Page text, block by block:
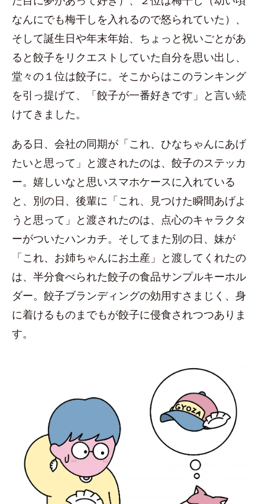
なんにでも梅干しを入れるので怒られていた）、
そして誕生日や年末年始、ちょっと祝いごとがあ
ると餃子をリクエストしていた自分を思い出し、
堂々の１位は餃子に。そこからはこのランキング
を引っ提げて、「餃子が一番好きです」と言い続
けてきました。
ある日、会社の同期が「これ、ひなちゃんにあげ
たいと思って」と渡されたのは、餃子のステッカ
ー。嬉しいなと思いスマホケースに入れている
と、別の日、後輩に「これ、見つけた瞬間あげよ
うと思って」と渡されたのは、点心のキャラクタ
ーがついたハンカチ。そしてまた別の日、妹が
「これ、お姉ちゃんにお土産」と渡してくれたの
は、半分食べられた餃子の食品サンプルキーホル
ダー。餃子ブランディングの効用すさまじく、身
に着けるものまでもが餃子に侵食されつつありま
す。